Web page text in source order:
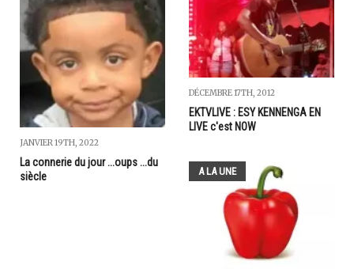
JANVIER 19TH, 2022
La connerie du jour ...oups ...du
siècle
DÉCEMBRE 17TH, 2012
EKTVLIVE : ESY KENNENGA EN
LIVE c'est NOW
A LA UNE